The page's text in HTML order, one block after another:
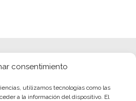
consentimiento
utilizamos tecnologías como las
a la información del dispositivo. El